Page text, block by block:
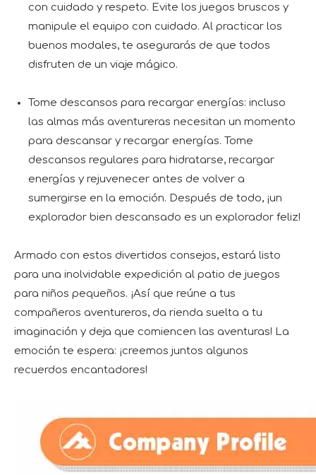
con cuidado y respeto. Evite los juegos bruscos y
manipule el equipo con cuidado. Al practicar los
buenos modales, te asegurarás de que todos
disfruten de un viaje mágico.
Tome descansos para recargar energías: incluso
las almas más aventureras necesitan un momento
para descansar y recargar energías. Tome
descansos regulares para hidratarse, recargar
energías y rejuvenecer antes de volver a
sumergirse en la emoción. Después de todo, ¡un
explorador bien descansado es un explorador feliz!
Armado con estos divertidos consejos, estará listo
para una inolvidable expedición al patio de juegos
para niños pequeños. ¡Así que reúne a tus
compañeros aventureros, da rienda suelta a tu
imaginación y deja que comiencen las aventuras! La
emoción te espera: ¡creemos juntos algunos
recuerdos encantadores!